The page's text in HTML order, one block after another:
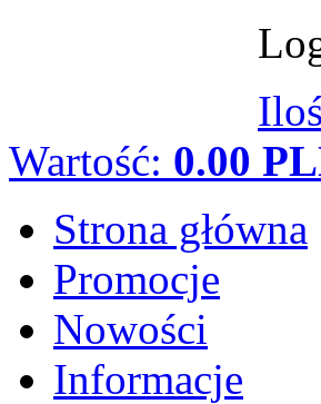
Wartość: 0.00
Strona główna
Promocje
Nowości
Informacje